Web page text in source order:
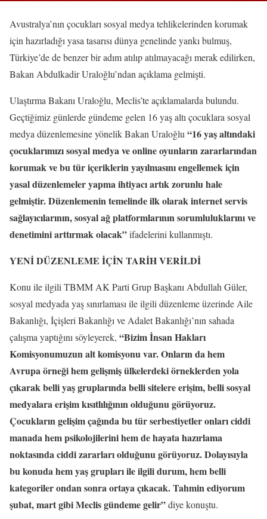
Avustralya’nın çocukları sosyal medya tehlikelerinden korumak
için hazırladığı yasa tasarısı dünya genelinde yankı bulmuş,
Türkiye’de de benzer bir adım atılıp atılmayacağı merak edilirken,
Bakan Abdulkadir Uraloğlu’ndan açıklama gelmişti.
Ulaştırma Bakanı Uraloğlu, Meclis’te açıklamalarda bulundu.
Geçtiğimiz günlerde gündeme gelen 16 yaş altı çocuklara sosyal
medya düzenlemesine yönelik Bakan Uraloğlu “16 yaş altındaki
çocuklarımızı sosyal medya ve online oyunların zararlarından
korumak ve bu tür içeriklerin yayılmasını engellemek için
yasal düzenlemeler yapma ihtiyacı artık zorunlu hale
gelmiştir. Düzenlemenin temelinde ilk olarak internet servis
sağlayıcılarının, sosyal ağ platformlarının sorumluluklarını ve
denetimini arttırmak olacak”ifadelerini kullanmıştı.
YENİ DÜZENLEME İÇİN TARİH VERİLDİ
Konu ile ilgili TBMM AK Parti Grup Başkanı Abdullah Güler,
sosyal medyada yaş sınırlaması ile ilgili düzenleme üzerinde Aile
Bakanlığı, İçişleri Bakanlığı ve Adalet Bakanlığı’nın sahada
çalışma yaptığını söyleyerek, “Bizim İnsan Hakları
Komisyonumuzun alt komisyonu var. Onların da hem
Avrupa örneği hem gelişmiş ülkelerdeki örneklerden yola
çıkarak belli yaş gruplarında belli sitelere erişim, belli sosyal
medyalara erişim kısıtlılığının olduğunu görüyoruz.
Çocukların gelişim çağında bu tür serbestiyetler onları ciddi
manada hem psikolojilerini hem de hayata hazırlama
noktasında ciddi zararları olduğunu görüyoruz. Dolayısıyla
bu konuda hem yaş grupları ile ilgili durum, hem belli
kategoriler ondan sonra ortaya çıkacak. Tahmin ediyorum
şubat, mart gibi Meclis gündeme gelir”diye konuştu.